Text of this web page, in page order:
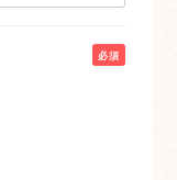
必須